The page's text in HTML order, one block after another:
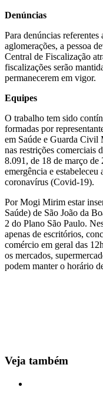
Denúncias
Para denúncias
aglomerações, a pessoa
Central de Fiscalização
fiscalizações serão
permanecerem em vigor.
Equipes
O trabalho tem sido
formadas por
em Saúde e Guarda
nas restrições comerciais
8.091, de 18 de março de
emergência e
coronavírus (Covid-19).
Por Mogi Mirim estar
Saúde) de São João da
2 do Plano São Paulo.
apenas de escritórios,
comércio em geral das
os mercados,
podem manter o horário
Veja também